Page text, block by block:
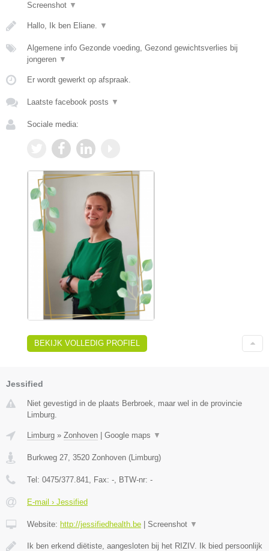
Screenshot ▼
Hallo, Ik ben Eliane. ▼
Algemene info Gezonde voeding, Gezond gewichtsverlies bij
jongeren ▼
Er wordt gewerkt op afspraak.
Laatste facebook posts ▼
Sociale media:
BEKIJK VOLLEDIG PROFIEL
Jessified
Niet gevestigd in de plaats Berbroek, maar wel in de provincie
Limburg.
Limburg » Zonhoven | Google maps ▼
Burkweg 27 3520 Zonhoven (Limburg)
Tel: 0475/377.841 , Fax: - , BTW-nr: -
E-mail › Jessified
Website: http://jessifiedhealth.be | Screenshot ▼
Ik ben erkend diëtiste, aangesloten bij het RIZIV. Ik bied persoonlijk